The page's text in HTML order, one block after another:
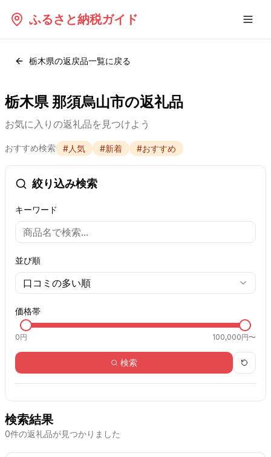
ふるさと納税ガイド
栃木県の返戻品一覧に戻る
栃木県 那須烏山市の返礼品
お気に入りの返礼品を見つけよう
おすすめ検索 #人気 #新着 #おすすめ
絞り込み検索
キーワード
並び順
口コミの多い順
価格帯
0円 100,000円〜
検索
検索結果
0件の返礼品が見つかりました